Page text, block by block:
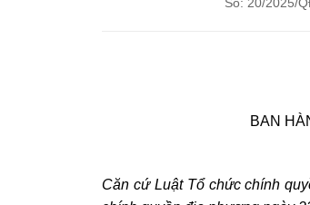
BAN
Căn cứ Luật Tổ chức chính